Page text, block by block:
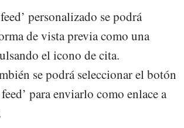
personalizado se podrá
de vista previa como una
el icono de cita.
se podrá seleccionar el botón
para enviarlo como enlace a